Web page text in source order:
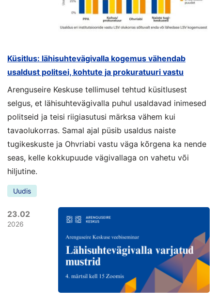
Küsitlus: lähisuhtevägivalla kogemus vähendab
usaldust politsei, kohtute ja prokuratuuri vastu
Arenguseire Keskuse tellimusel tehtud küsitlusest
selgus, et lähisuhtevägivalla puhul usaldavad inimesed
politseid ja teisi riigiasutusi märksa vähem kui
tavaolukorras. Samal ajal püsib usaldus naiste
tugikeskuste ja Ohvriabi vastu väga kõrgena ka nende
seas, kelle kokkupuude vägivallaga on vahetu või
hiljutine.
Uudis
23.02
2026